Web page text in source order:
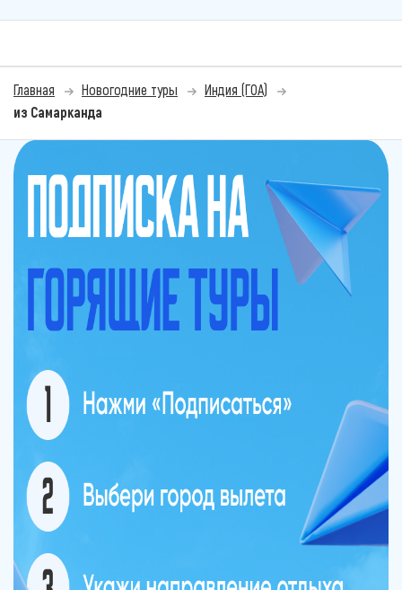
Главная Новогодние туры
Индия (ГОА)
из Самарканда